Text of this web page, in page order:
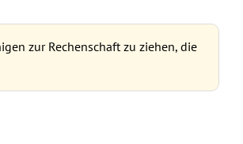
zur Rechenschaft zu ziehen, die